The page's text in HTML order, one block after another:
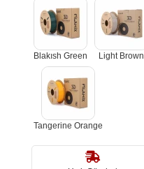
Blakısh Green Light Brown
Tangerine Orange